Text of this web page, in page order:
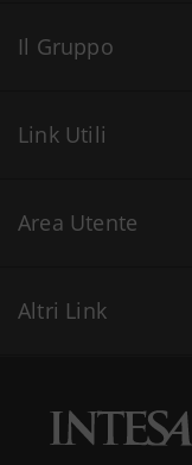
Il Gruppo
Link Utili
Area Utente
Altri Link